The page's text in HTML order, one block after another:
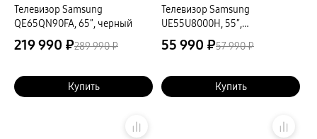
Защитные стекла
Зарядные устройства
Карты памяти и флэш-накопители
Кабели и переходники
Автомобильные держатели
Стилусы
Ремешки для часов
Аксессуары для телевизоров
Накопители
Клавиатуры для планшетов
Телевизор Samsung
QE65QN90FA, 65″, черный
219 990 ₽289 990 ₽
Купить
Телевизор Samsung
UE55U8000H, 55″,
черный+серый
55 990 ₽57 990 ₽
Купить